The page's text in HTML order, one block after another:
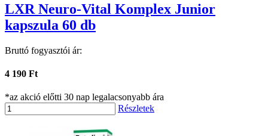
LXR Neuro-Vital Komplex Junior
kapszula 60 db
Bruttó fogyasztói ár:
4 190 Ft
*az akció előtti 30 nap legalacsonyabb ára
Részletek